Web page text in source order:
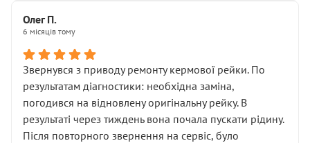
Олег П.
6 місяців тому
Звернувся з приводу ремонту кермової рейки. По
результатам діагностики: необхідна заміна,
погодився на відновлену оригінальну рейку. В
результаті через тиждень вона почала пускати рідину.
Після повторного звернення на сервіс, було